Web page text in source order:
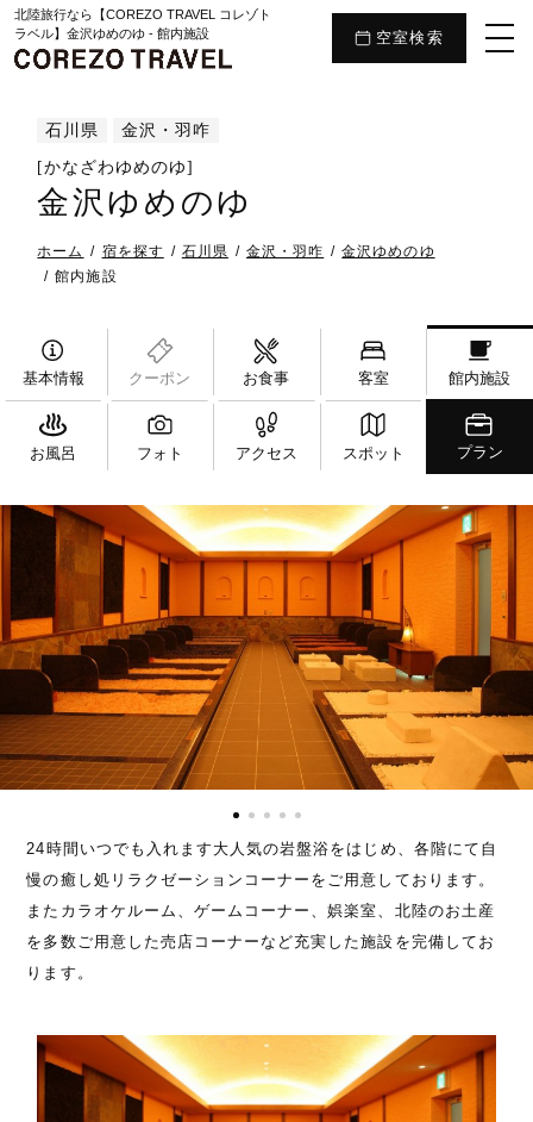
北陸旅行なら【COREZO TRAVEL コレゾト
ラベル】金沢ゆめのゆ - 館内施設
空室検索
石川県 金沢・羽咋
[かなざわゆめのゆ]
金沢ゆめのゆ
ホーム 宿を探す 石川県 金沢・羽咋
金沢ゆめのゆ
館内施設
基本情報 クーポン お食事 客室 館内施設
お風呂 フォト アクセス スポット プラン
24時間いつでも入れます大人気の岩盤浴をはじめ、各階にて自
慢の癒し処リラクゼーションコーナーをご用意しております。
またカラオケルーム、ゲームコーナー、娯楽室、北陸のお土産
を多数ご用意した売店コーナーなど充実した施設を完備してお
ります。